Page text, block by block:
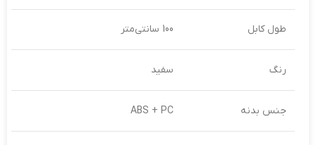
طول کابل 100 سانتی‌متر
رنگ سفید
جنس بدنه ABS + PC